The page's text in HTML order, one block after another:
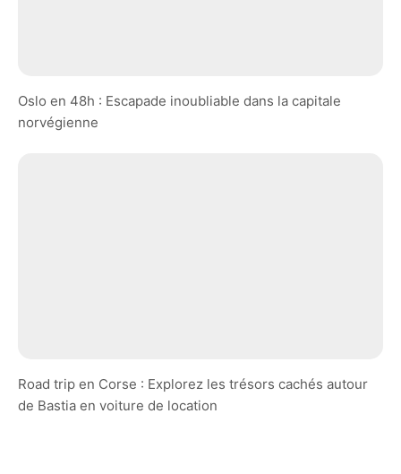
Oslo en 48h : Escapade inoubliable dans la capitale
norvégienne
Road trip en Corse : Explorez les trésors cachés autour
de Bastia en voiture de location